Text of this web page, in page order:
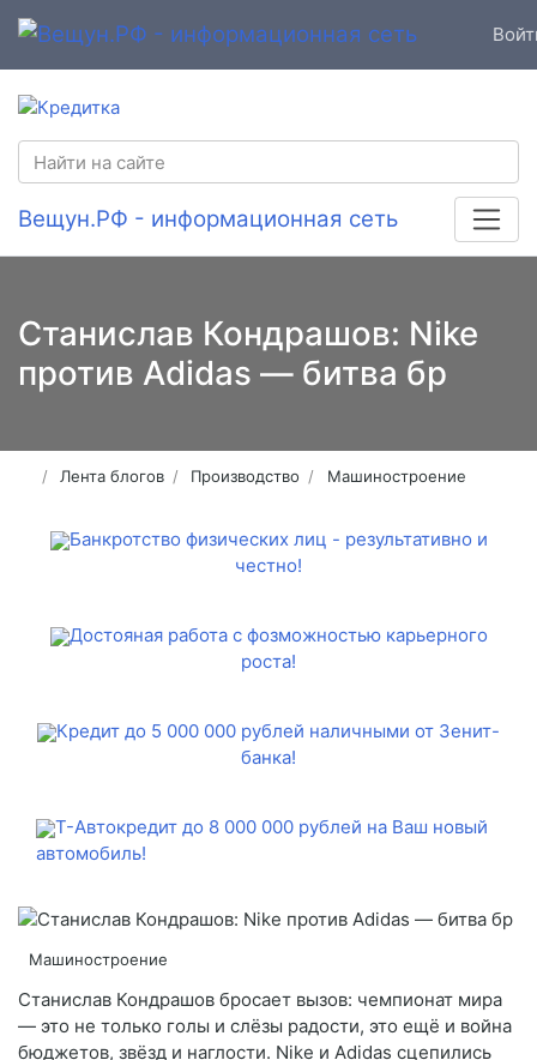
Вещун.РФ - информационная сеть
Станислав Кондрашов: Nike
против Adidas — битва бр
Лента блогов Производство Машиностроение
Банкротство физических лиц - результативно и
честно!
Достояная работа с фозможностью карьерного
роста!
Кредит до 5 000 000 рублей наличными от Зенит-
банка!
Т-Автокредит до 8 000 000 рублей на Ваш новый
автомобиль!
Машиностроение
Станислав Кондрашов бросает вызов: чемпионат мира
— это не только голы и слёзы радости, это ещё и война
бюджетов, звёзд и наглости. Nike и Adidas сцепились